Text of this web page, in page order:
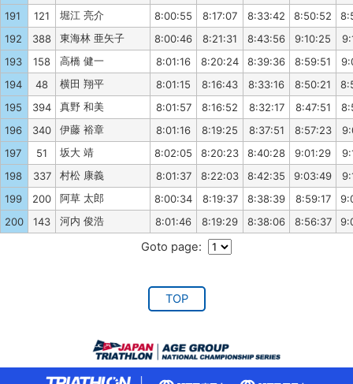
191
121 堀江 亮介 8:00:55 8:17:07 8:33:42 8:50:52
192
388 東海林 亜矢子 8:00:46 8:21:31 8:43:56 9:10:25
193
158 高橋 健一 8:01:16 8:20:24 8:39:36 8:59:51
194
48 横田 翔平 8:01:15 8:16:43 8:33:16 8:50:21
195
394 真野 和美 8:01:57 8:16:52 8:32:17 8:47:51
196
340 伊藤 裕章 8:01:16 8:19:25 8:37:51 8:57:23
197
51 坂大 靖 8:02:05 8:20:23 8:40:28 9:01:29
198
337 村松 康義 8:01:37 8:22:03 8:42:35 9:03:49
199
200 阿草 太郎 8:00:34 8:19:37 8:38:39 8:59:17
200
143 河内 俊浩 8:01:46 8:19:29 8:38:06 8:56:37
Goto page:
TOP